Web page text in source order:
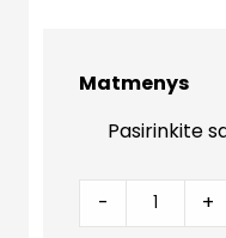
Matmenys
Alkūnėlė
cinkuota
- +